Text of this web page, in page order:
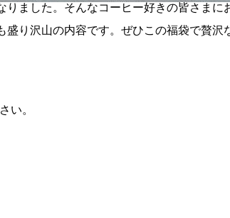
ました。そんなコーヒー好きの皆さまに
り沢山の内容です。ぜひこの福袋で贅沢
い。